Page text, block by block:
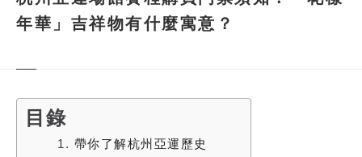
年華」吉祥物有什麼寓意？
目錄
1. 帶你了解杭州亞運歷史